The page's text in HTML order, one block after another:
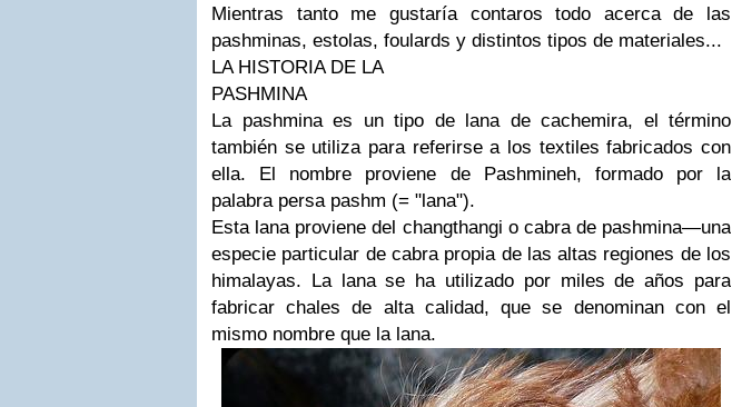
Mientras tanto me gustaría contaros todo acerca de las
pashminas, estolas, foulards y distintos tipos de materiales...
LA HISTORIA DE LA
PASHMINA
La pashmina es un tipo de lana de cachemira, el término
también se utiliza para referirse a los textiles fabricados con
ella. El nombre proviene de Pashmineh, formado por la
palabra persa pashm (= "lana").
Esta lana proviene del changthangi o cabra de pashmina—una
especie particular de cabra propia de las altas regiones de los
himalayas. La lana se ha utilizado por miles de años para
fabricar chales de alta calidad, que se denominan con el
mismo nombre que la lana.